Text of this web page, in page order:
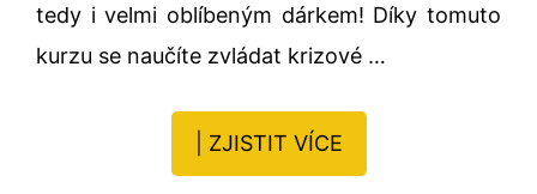
tedy i velmi oblíbeným dárkem! Díky tomuto
kurzu se naučíte zvládat krizové …
| ZJISTIT VÍCE